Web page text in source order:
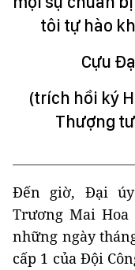
tôi tự hào
Cựu
(trích hồi ký
Thượng
Đến giờ, Đại
Trương Mai
những ngày
cấp 1 của Đội